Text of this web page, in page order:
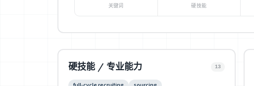
关键词 硬技能
硬技能 / 专业能力 13